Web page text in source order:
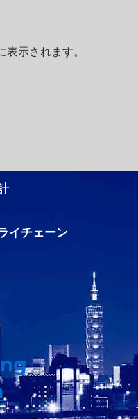
示されます。
イチェーン